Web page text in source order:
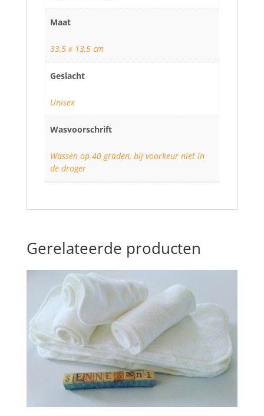
Maat
33,5 x 13,5 cm
Geslacht
Unisex
Wasvoorschrift
Wassen op 40 graden, bij voorkeur niet in
de droger
Gerelateerde producten